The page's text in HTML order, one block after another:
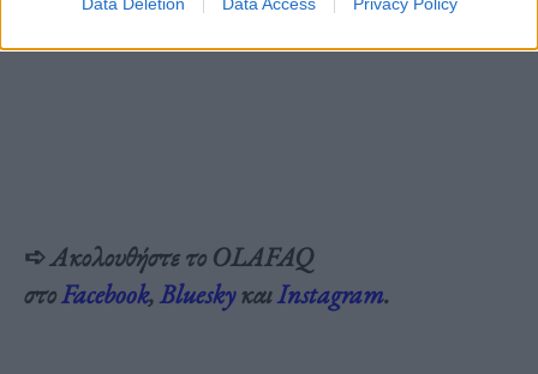
➪Ακολουθήστε το OLAFAQ
στοFacebook,BlueskyκαιInstagram.